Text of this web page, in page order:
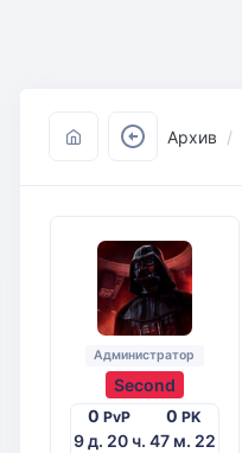
Архив
Администратор
Second
0PvP 0PK
9 д. 20 ч. 47 м. 22